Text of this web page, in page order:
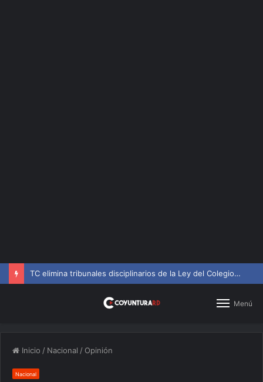
TC elimina tribunales disciplinarios de la Ley del Colegio de Abogados
Menú
Inicio / Nacional / Opinión
Nacional